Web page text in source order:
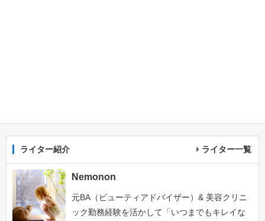
ライター紹介 ライター一覧
Nemonon
元BA（ビューティアドバイザー）& 美容クリニ
ック勤務経験を活かして「いつまでもキレイな